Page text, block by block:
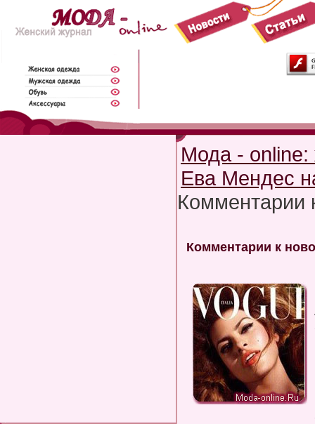
Мода - online:
Ева Мендес
Комментарии
Комментарии к